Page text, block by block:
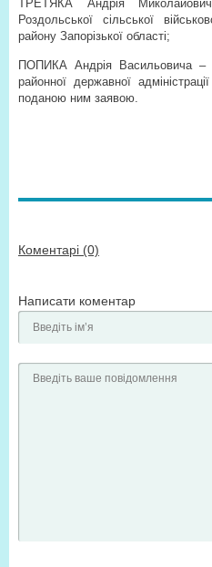
ТРЕТЯКА Андрія
Роздольської сільської
району Запорізької області;
ПОПИКА Андрія Васильовича –
районної державної
поданою ним заявою.
Коментарі (0)
Написати коментар